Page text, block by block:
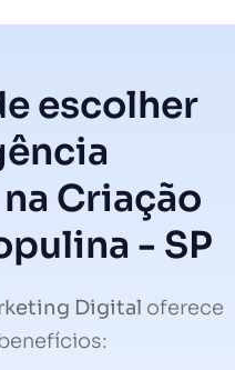
escolher
Criação
- SP
Digital oferece